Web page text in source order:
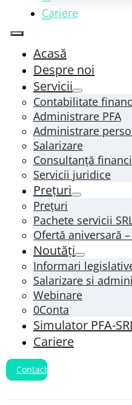
Cariere
Acasă
Despre noi
Servicii
Contabilitate
Administrare PFA
Administrare
Salarizare
Consultanță
Servicii juridice
Prețuri
Prețuri
Pachete servicii
Ofertă aniversară
Noutăți
Informari
Salarizare si
Webinare
0Conta
Simulator PFA-
Cariere
Contact